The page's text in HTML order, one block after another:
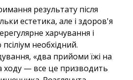
результату після
естетика, але і здоров'я
харчування і
необхідний.
«два прийоми їжі на
ходу — все це призводить